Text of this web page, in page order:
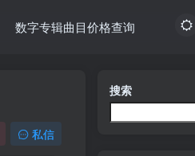
数字专辑曲目价格查询
私信
搜索